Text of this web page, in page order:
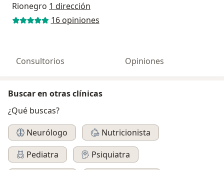
Rionegro 1 dirección
16 opiniones
Consultorios Opiniones
Buscar en otras clínicas
¿Qué buscas?
Neurólogo
Nutricionista
Pediatra
Psiquiatra